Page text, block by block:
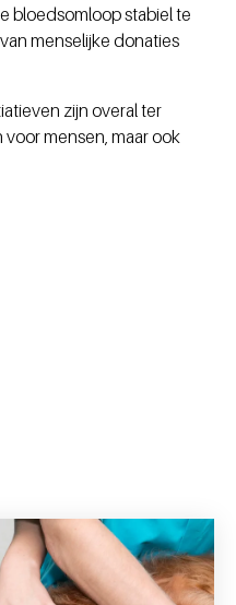
bloedsomloop stabiel te
menselijke donaties
zijn overal ter
mensen, maar ook